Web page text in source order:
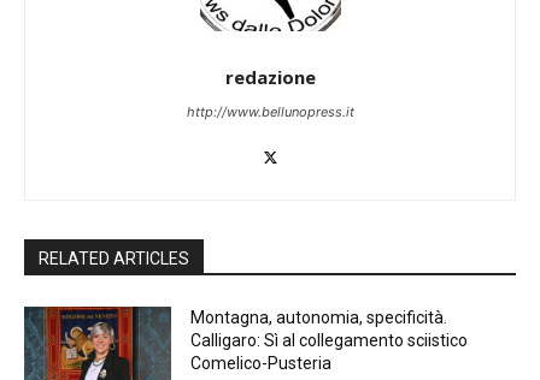
redazione
http://www.bellunopress.it
RELATED ARTICLES
Montagna, autonomia, specificità.
Calligaro: Sì al collegamento sciistico
Comelico-Pusteria